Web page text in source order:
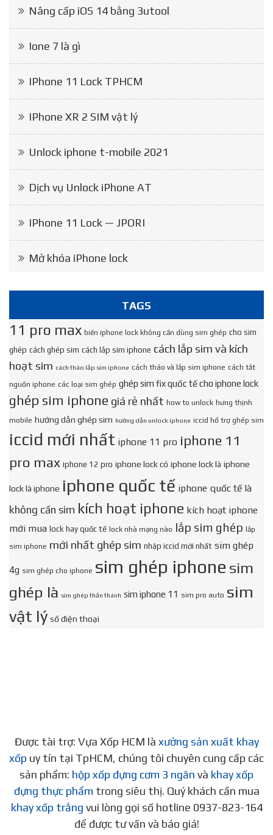
Nâng cấp iOS 14 bằng 3utool
Ione 7 là gì
IPhone 11 Lock TPHCM
IPhone XR 2 SIM vật lý
Unlock iphone t-mobile 2021
Dịch vụ Unlock iPhone AT
IPhone 11 Lock — JPORI
Mở khóa iPhone lock
TAGS
11 pro max biến iphone lock không cần dùng sim ghép cho sim
ghép cách ghép sim cách lắp sim iphone cách lắp sim và kích
hoạt sim cách tháo lắp sim iphone cách tháo và lắp sim iphone cách tắt
nguồn iphone các loại sim ghép ghép sim fix quốc tế cho iphone lock
ghép sim iphone giá rẻ nhất how to unlock hưng thịnh
mobile hướng dẫn ghép sim hướng dẫn unlock iphone iccid hổ trợ ghép sim
iccid mới nhất iphone 11 pro iphone 11
pro max iphone 12 pro iphone lock có iphone lock là iphone
lock là iphone iphone quốc tế iphone quốc tế là
không cần sim kích hoạt iphone kích hoạt iphone
mới mua lock hay quốc tế lock nhà mạng nào lắp sim ghép lắp
sim iphone mới nhất ghép sim nhập iccid mới nhất sim ghép
4g sim ghép cho iphone sim ghép iphone sim
ghép là sim ghép thần thánh sim iphone 11 sim pro auto sim
vật lý số điện thoại
Được tài trợ: Vựa Xốp HCM là xưởng sản xuất khay
xốp uy tín tại TpHCM, chúng tôi chuyên cung cấp các
sản phẩm: hộp xốp đựng cơm 3 ngăn và khay xốp
đựng thực phẩm trong siêu thị. Quý khách cần mua
khay xốp trắng vui lòng gọi số hotline 0937-823-164
để được tư vấn và báo giá!